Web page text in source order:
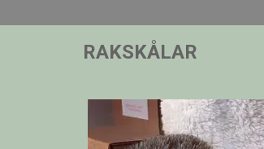
RAKSKÅLAR